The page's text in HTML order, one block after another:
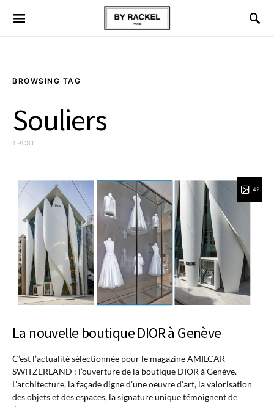
BROWSING TAG
Souliers
1 POST
42
La nouvelle boutique DIOR à Genève
C’est l’actualité sélectionnée pour le magazine AMILCAR
SWITZERLAND : l’ouverture de la boutique DIOR à Genève.
L’architecture, la façade digne d’une oeuvre d’art, la valorisation
des objets et des espaces, la signature unique témoignent de